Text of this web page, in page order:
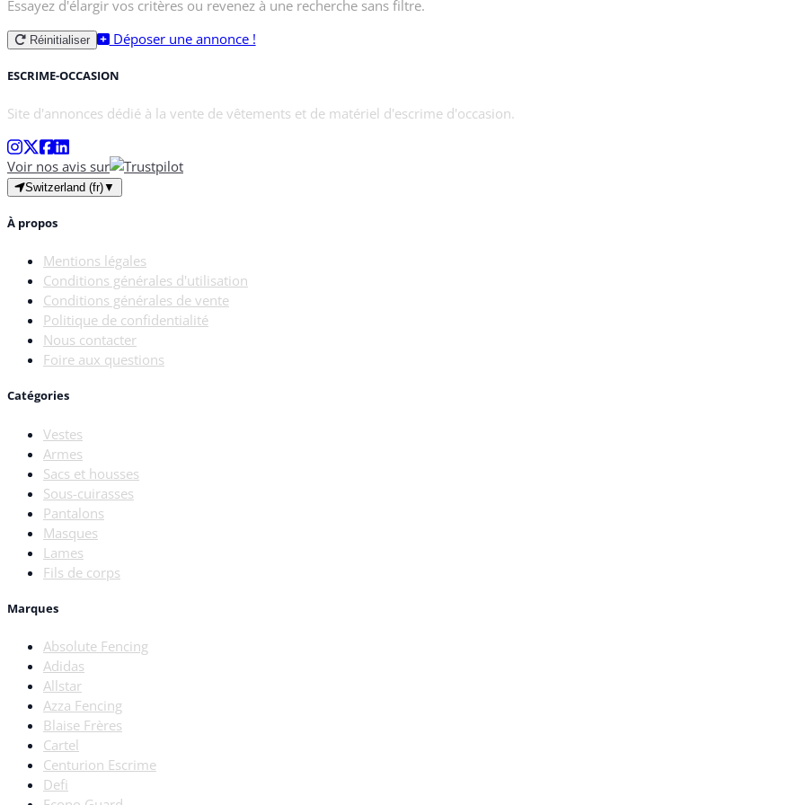
Essayez d'élargir vos critères ou revenez à une recherche sans filtre.
Réinitialiser Déposer une annonce !
ESCRIME-OCCASION
Site d'annonces dédié à la vente de vêtements et de matériel d'escrime d'occasion.
Voir nos avis sur
Switzerland (fr)▼
À propos
Mentions légales
Conditions générales d'utilisation
Conditions générales de vente
Politique de confidentialité
Nous contacter
Foire aux questions
Catégories
Vestes
Armes
Sacs et housses
Sous-cuirasses
Pantalons
Masques
Lames
Fils de corps
Marques
Absolute Fencing
Adidas
Allstar
Azza Fencing
Blaise Frères
Cartel
Centurion Escrime
Defi